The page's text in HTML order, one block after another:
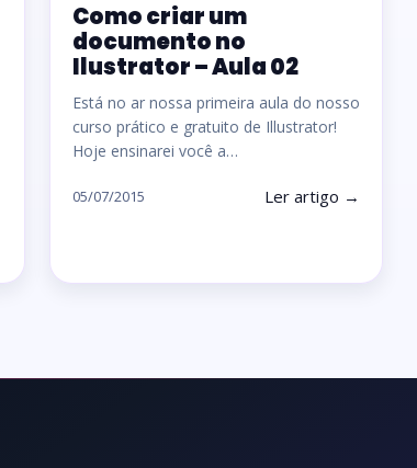
Como criar um
documento no
Ilustrator – Aula 02
Está no ar nossa primeira aula do nosso
curso prático e gratuito de Illustrator!
Hoje ensinarei você a…
05/07/2015 Ler artigo →